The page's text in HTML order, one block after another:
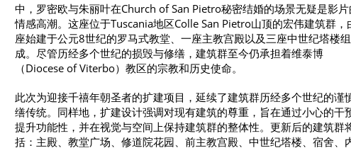
中，罗密欧与朱丽叶在Church of San Pietro秘密结婚的场景无疑是影片
情感高潮。这座位于Tuscania地区Colle San Pietro山顶的宏伟建筑群，
座始建于公元8世纪的罗马式教堂、一座主教宫殿以及三座中世纪塔楼组
成。尽管历经多个世纪的损毁与修缮，建筑群至今仍承担着维泰博
（Diocese of Viterbo）教区的宗教和历史使命。
此次为迎接千禧年朝圣者的扩建项目，延续了建筑群历经多个世纪的谨
缮传统。同样地，扩建设计强调对现有建筑的尊重，旨在通过小心的干
提升功能性，并在视觉与空间上保持建筑群的整体性。更新后的建筑群
括：主殿、教堂广场、修道院花园、前主教宫殿、中世纪塔楼、宿舍、